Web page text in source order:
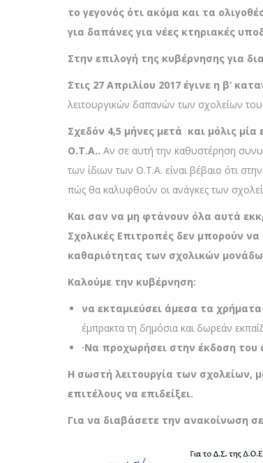
το γεγονός ότι ακόμα και τα
για δαπάνες για νέες κτηριακές
Στην επιλογή της κυβέρνησης για
Στις 27 Απριλίου 2017 έγινε η β’ κατα
λειτουργικών δαπανών των σχολείων
Σχεδόν 4,5 μήνες μετά και μόλις
Ο.Τ.Α.. Αν σε αυτή την καθυστέρηση
των ίδιων των Ο.Τ.Α. είναι βέβαιο ότι
πώς θα καλυφθούν οι ανάγκες των
Και σαν να μη φτάνουν όλα αυτά
Σχολικές Επιτροπές δεν μπορούν
καθαριότητας των σχολικών
Καλούμε την κυβέρνηση:
να εκταμιεύσει άμεσα τα χρήματα
έμπρακτα τη δημόσια και δωρεάν
·Να προχωρήσει στην έκδοση
Η σωστή λειτουργία των σχολείων,
επιτέλους να επιδείξει.
Για να διαβάσετε την ανακοίνωση